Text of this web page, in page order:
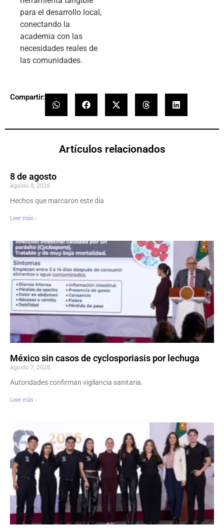
para el desarrollo local,
conectando la
academia con las
necesidades reales de
las comunidades.
Compartir:
Artículos relacionados
8 de agosto
agosto 8, 2026
Hechos que marcaron este día
Leer más ›
México sin casos de cyclosporiasis por lechuga
agosto 7, 2026
Autoridades confirman vigilancia sanitaria.
Leer más ›